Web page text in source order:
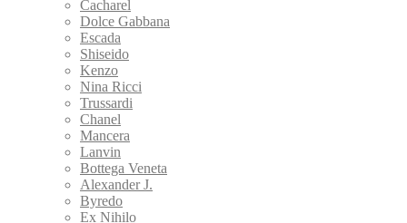
Cacharel
Dolce Gabbana
Escada
Shiseido
Kenzo
Nina Ricci
Trussardi
Chanel
Mancera
Lanvin
Bottega Veneta
Alexander J.
Byredo
Ex Nihilo